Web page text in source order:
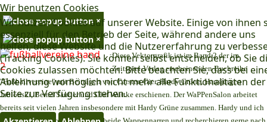
Wir benutzen Cookies
Wir nutzen Cookies auf unserer Website. Einige von ihnen
essenziell für den Betrieb der Seite, während andere uns
helfen, diese Website und die Nutzererfahrung zu
(Tracking Cookies). Sie können selbst entscheiden, ob Sie
Cookies zulassen möchten. Bitte beachten Sie, dass bei
Ablehnung womöglich nicht mehr alle Funktionalitäten der
Seite zur Verfügung stehen.
×
×
Diese Vektorgrafik ist im Band 2 der im
Zeitspiel-Verlag erscheinenden Buchreihe
"Fußballvereine" mit Beiträgen von Carsten Gier, Hardy Grüne, Hansjürgen
Jablonski, Bernd Sautter und Olaf Wuttke erschienen. Der WaPPenSalon arbeitet
bereits seit vielen Jahren insbesondere mit Hardy Grüne zusammen. Hardy und ich